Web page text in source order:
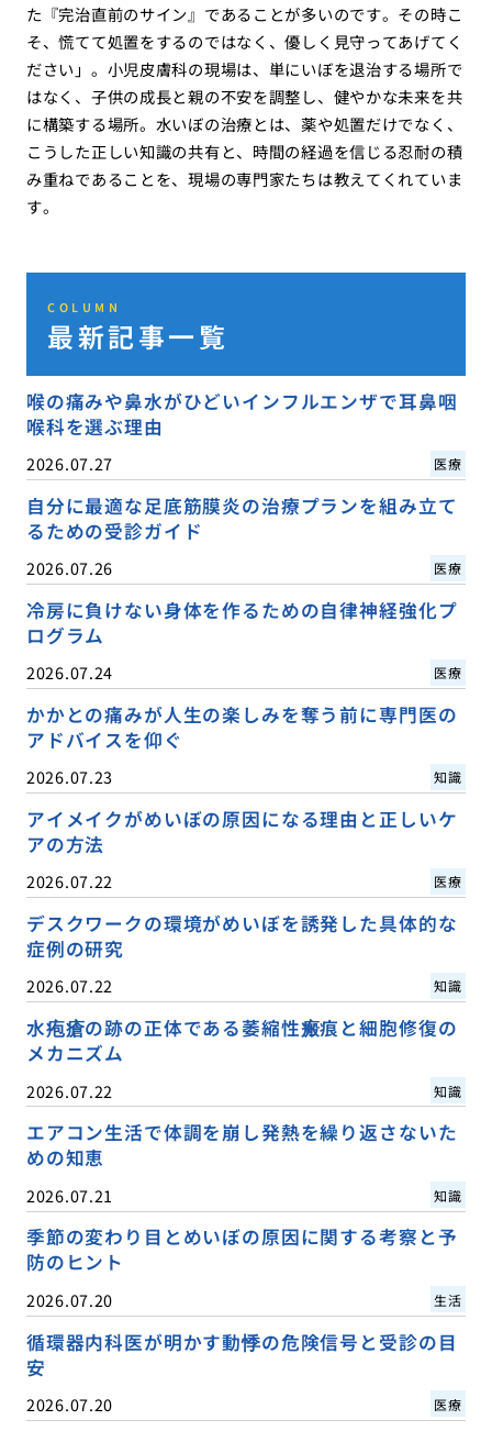
た『完治直前のサイン』であることが多いのです。その時こ
そ、慌てて処置をするのではなく、優しく見守ってあげてく
ださい」。小児皮膚科の現場は、単にいぼを退治する場所で
はなく、子供の成長と親の不安を調整し、健やかな未来を共
に構築する場所。水いぼの治療とは、薬や処置だけでなく、
こうした正しい知識の共有と、時間の経過を信じる忍耐の積
み重ねであることを、現場の専門家たちは教えてくれていま
す。
COLUMN
最新記事一覧
喉の痛みや鼻水がひどいインフルエンザで耳鼻咽
喉科を選ぶ理由
2026.07.27 医療
自分に最適な足底筋膜炎の治療プランを組み立て
るための受診ガイド
2026.07.26 医療
冷房に負けない身体を作るための自律神経強化プ
ログラム
2026.07.24 医療
かかとの痛みが人生の楽しみを奪う前に専門医の
アドバイスを仰ぐ
2026.07.23 知識
アイメイクがめいぼの原因になる理由と正しいケ
アの方法
2026.07.22 医療
デスクワークの環境がめいぼを誘発した具体的な
症例の研究
2026.07.22 知識
水疱瘡の跡の正体である萎縮性瘢痕と細胞修復の
メカニズム
2026.07.22 知識
エアコン生活で体調を崩し発熱を繰り返さないた
めの知恵
2026.07.21 知識
季節の変わり目とめいぼの原因に関する考察と予
防のヒント
2026.07.20 生活
循環器内科医が明かす動悸の危険信号と受診の目
安
2026.07.20 医療